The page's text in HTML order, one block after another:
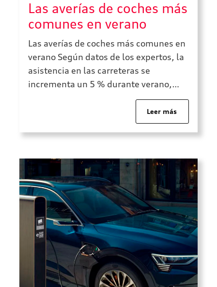
Las averías de coches más
comunes en verano
Las averías de coches más comunes en
verano Según datos de los expertos, la
asistencia en las carreteras se
incrementa un 5 % durante verano,
debido principalmente a los largos
desplazamientos. Sin embargo,
muchos de ellos pueden prevenirse si
realizamos la revisión de algunos
ponernos en marcha. ¡Presta atención
a […]
Leer más